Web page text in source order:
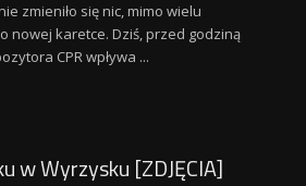
zmieniło się nic, mimo wielu
nowej karetce. Dziś, przed godziną
CPR wpływa ...
w Wyrzysku [ZDJĘCIA]